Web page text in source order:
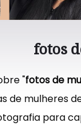
fotos
"fotos de
de mulheres
para